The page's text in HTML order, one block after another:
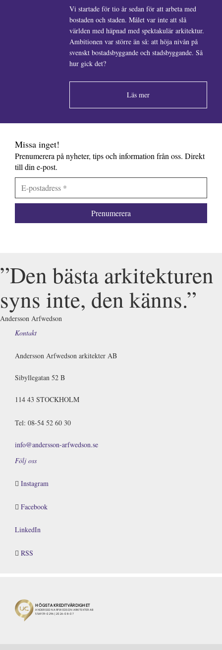
Missa inget!
Prenumerera på nyheter, tips och information från oss. Direkt
till din e-post.
Vi startade för tio år sedan för att arbeta med
bostaden och staden. Målet var inte att slå
världen med häpnad med spektakulär arkitektur.
Ambitionen var större än så: att höja nivån på
svenskt bostadsbyggande och stadsbyggande. Så
hur gick det?
Läs mer
”Den bästa arkitekturen
syns inte, den känns.”
Andersson Arfwedson
Kontakt
Andersson Arfwedson arkitekter AB
Sibyllegatan 52 B
114 43 STOCKHOLM
Tel: 08-54 52 60 30
info@andersson-arfwedson.se
Följ oss
Instagram
Facebook
LinkedIn
RSS